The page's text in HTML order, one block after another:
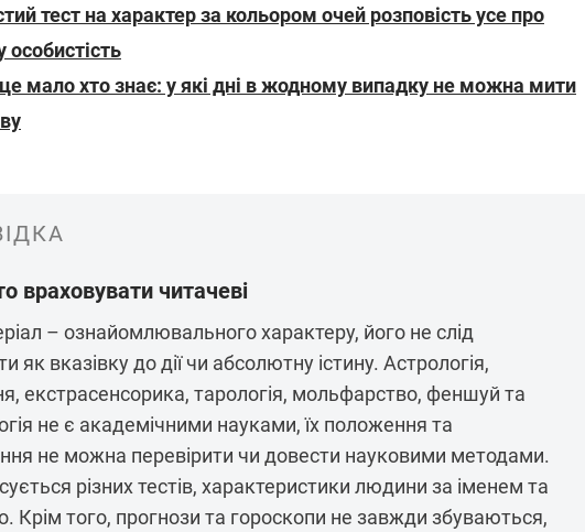
тест на характер за кольором очей розповість усе про
особистість
мало хто знає: у які дні в жодному випадку не можна мити
враховувати читачеві
– ознайомлювального характеру, його не слід
як вказівку до дії чи абсолютну істину. Астрологія,
екстрасенсорика, тарологія, мольфарство, феншуй та
не є академічними науками, їх положення та
не можна перевірити чи довести науковими методами.
різних тестів, характеристики людини за іменем та
Крім того, прогнози та гороскопи не завжди збуваються,